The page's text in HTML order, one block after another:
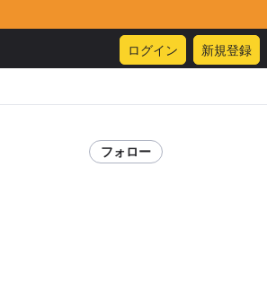
ログイン 新規登録
フォロー